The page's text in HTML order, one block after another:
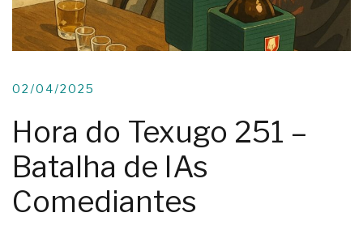
02/04/2025
Hora do Texugo 251 –
Batalha de IAs
Comediantes